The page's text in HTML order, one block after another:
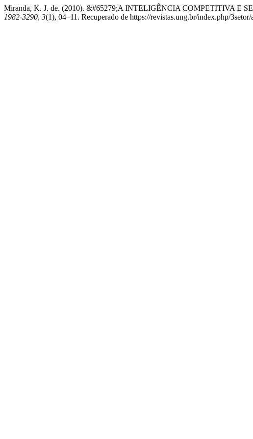
Miranda, K. J. de. (2010). &#65279;A INTELIGÊNCIA COMPETITIVA E
1982-3290, 3(1), 04–11. Recuperado de https://revistas.ung.br/index.php/